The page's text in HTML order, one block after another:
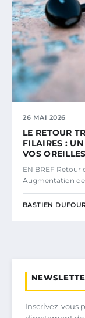
26 MAI 2026
LE RETOUR
FILAIRES :
VOS OREILLES
EN BREF Retour
Augmentation
BASTIEN
Inscrivez-vous